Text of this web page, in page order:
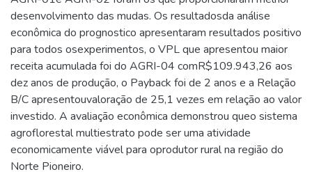
desenvolvimento das mudas. Os resultadosda análise
econômica do prognostico apresentaram resultados positivo
para todos osexperimentos, o VPL que apresentou maior
receita acumulada foi do AGRI-04 comR$109.943,26 aos
dez anos de produção, o Payback foi de 2 anos e a Relação
B/C apresentouvaloração de 25,1 vezes em relação ao valor
investido. A avaliação econômica demonstrou queo sistema
agroflorestal multiestrato pode ser uma atividade
economicamente viável para oprodutor rural na região do
Norte Pioneiro.